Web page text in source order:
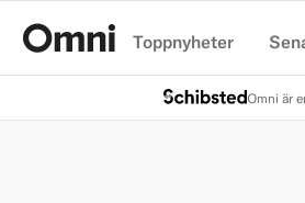
Toppnyheter
Omni är